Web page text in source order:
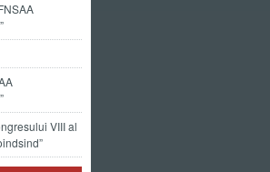
VIII al